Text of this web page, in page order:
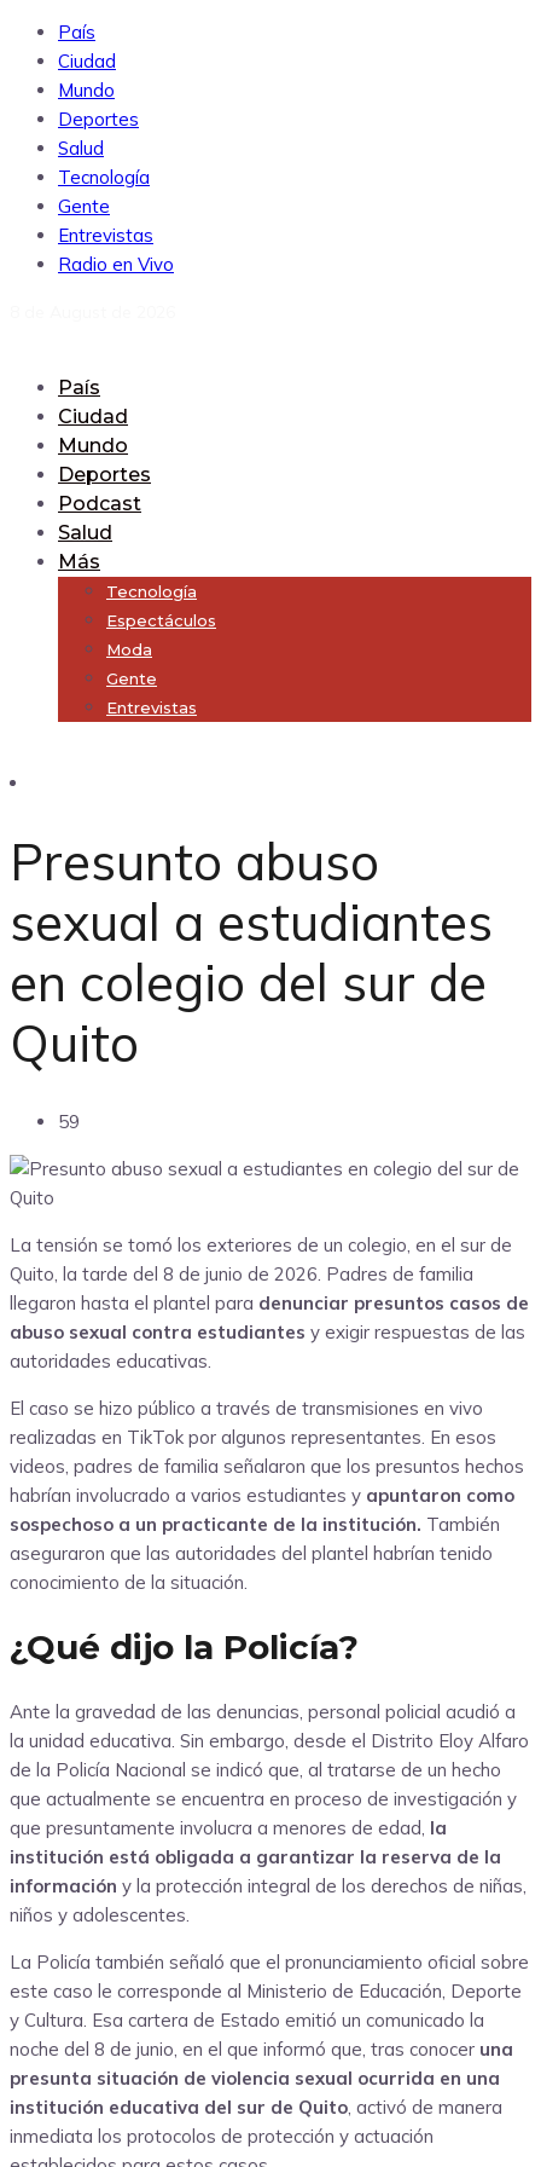
País
Ciudad
Mundo
Deportes
Salud
Tecnología
Gente
Entrevistas
Radio en Vivo
País
Ciudad
Mundo
Deportes
Podcast
Salud
Más
Tecnología
Espectáculos
Moda
Gente
Entrevistas
Presunto abuso
sexual a estudiantes
en colegio del sur de
Quito
59
La tensión se tomó los exteriores de un colegio, en el sur de
Quito, la tarde del 8 de junio de 2026. Padres de familia
llegaron hasta el plantel para denunciar presuntos casos de
abuso sexual contra estudiantes y exigir respuestas de las
autoridades educativas.
El caso se hizo público a través de transmisiones en vivo
realizadas en TikTok por algunos representantes. En esos
videos, padres de familia señalaron que los presuntos hechos
habrían involucrado a varios estudiantes y apuntaron como
sospechoso a un practicante de la institución. También
aseguraron que las autoridades del plantel habrían tenido
conocimiento de la situación.
¿Qué dijo la Policía?
Ante la gravedad de las denuncias, personal policial acudió a
la unidad educativa. Sin embargo, desde el Distrito Eloy Alfaro
de la Policía Nacional se indicó que, al tratarse de un hecho
que actualmente se encuentra en proceso de investigación y
que presuntamente involucra a menores de edad, la
institución está obligada a garantizar la reserva de la
información y la protección integral de los derechos de niñas,
niños y adolescentes.
La Policía también señaló que el pronunciamiento oficial sobre
este caso le corresponde al Ministerio de Educación, Deporte
y Cultura. Esa cartera de Estado emitió un comunicado la
noche del 8 de junio, en el que informó que, tras conocer una
presunta situación de violencia sexual ocurrida en una
institución educativa del sur de Quito , activó de manera
inmediata los protocolos de protección y actuación